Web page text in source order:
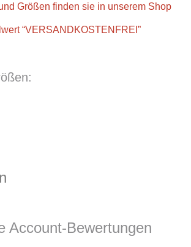
Größen finden sie in unserem Shop
“VERSANDKOSTENFREI”
Account-Bewertungen